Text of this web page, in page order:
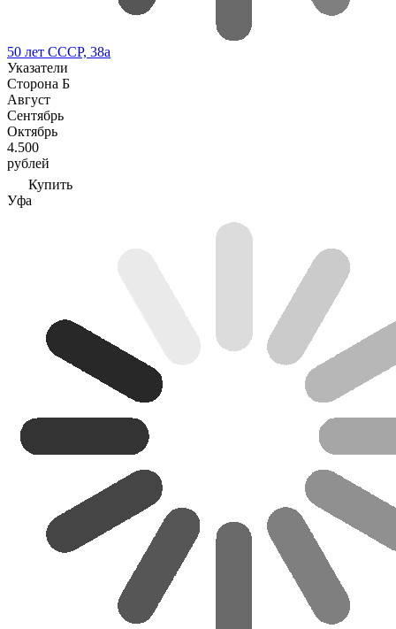
50 лет СССР, 38а
Указатели
Сторона Б
Август
Сентябрь
Октябрь
4.500
рублей
Купить
Уфа